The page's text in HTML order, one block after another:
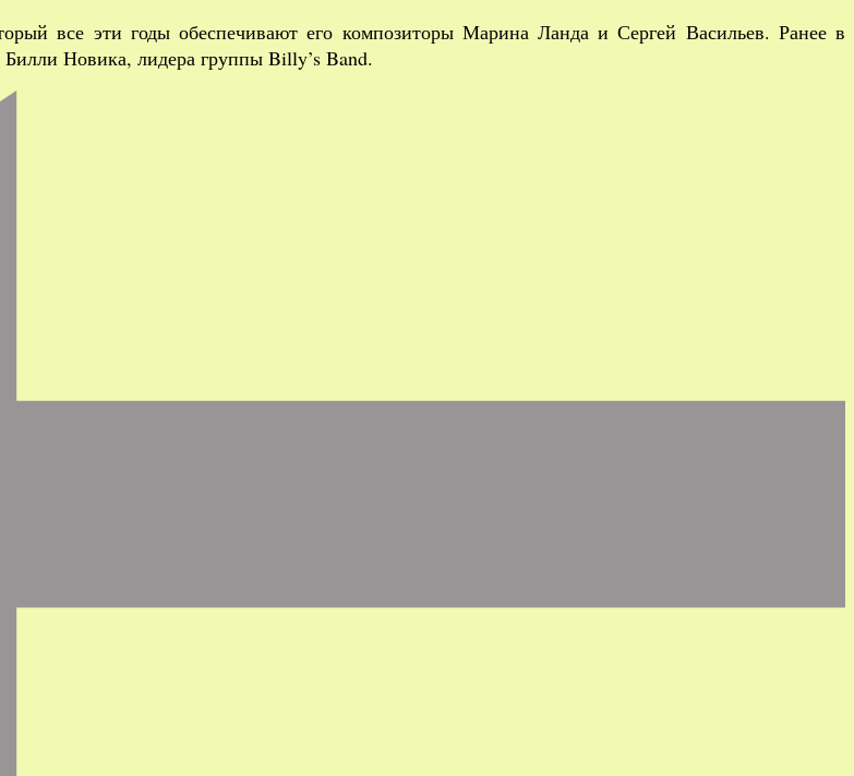
все эти годы обеспечивают его композиторы Марина Ланда и Сергей Васильев. Ранее в
Новика, лидера группы Billy’s Band.